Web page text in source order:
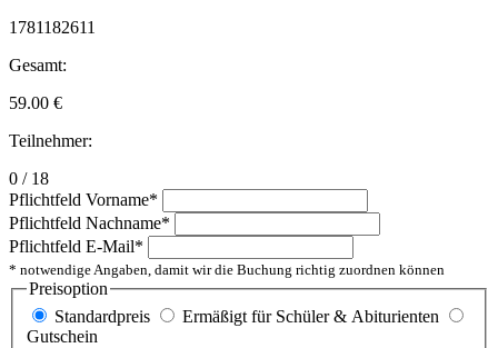
1781182611
Gesamt:
59.00 €
Teilnehmer:
0 / 18
Pflichtfeld Vorname*
Pflichtfeld Nachname*
Pflichtfeld E-Mail*
* notwendige Angaben, damit wir die Buchung richtig zuordnen können
Preisoption
Standardpreis
Ermäßigt für Schüler & Abiturienten
Gutschein